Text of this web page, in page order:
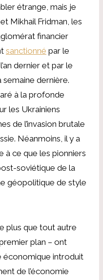
étrange, mais je
Mikhail Fridman, les
financier
sanctionné par le
dernier et par le
dernière.
à la profonde
les Ukrainiens
de l’invasion brutale
Néanmoins, il y a
à ce que les pionniers
soviétique de la
géopolitique de style
plus que tout autre
plan – ont
économique introduit
de l’économie